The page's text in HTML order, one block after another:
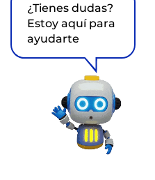
¿Tienes dudas?
Estoy aquí para
ayudarte